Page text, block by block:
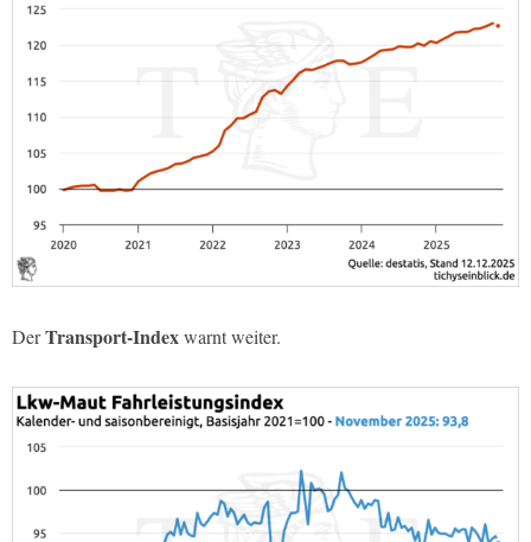
DerTransport-Indexwarnt weiter.